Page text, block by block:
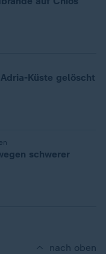
Küste gelöscht
schwerer
nach oben